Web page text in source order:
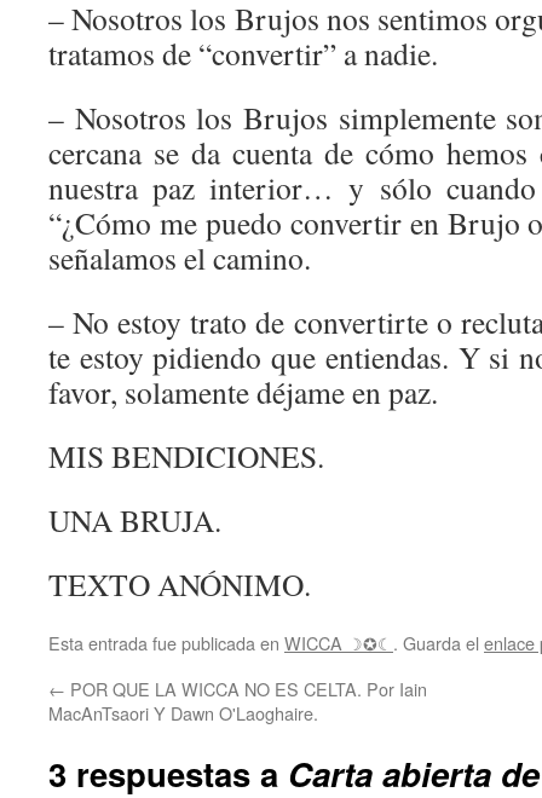
– Nosotros los Brujos nos sentimos
tratamos de “convertir” a nadie.
– Nosotros los Brujos simplemente
cercana se da cuenta de cómo
nuestra paz interior… y sólo cuando
“¿Cómo me puedo convertir en Brujo
señalamos el camino.
– No estoy trato de convertirte o
te estoy pidiendo que entiendas. Y si
favor, solamente déjame en paz.
MIS BENDICIONES.
UNA BRUJA.
TEXTO ANÓNIMO.
Esta entrada fue publicada en WICCA ☽✪☾ . Guarda el enlace
← POR QUE LA WICCA NO ES CELTA. Por Iain
MacAnTsaori Y Dawn O'Laoghaire.
3 respuestas a Carta abierta